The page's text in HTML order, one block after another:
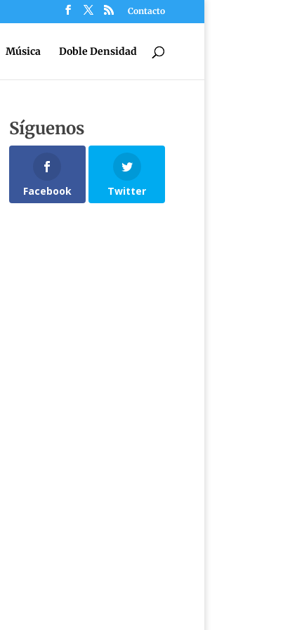
Contacto
Música Doble Densidad
Síguenos
Facebook Twitter